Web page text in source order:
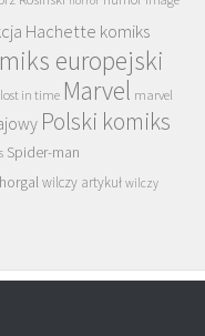
Hachette komiks
europejski
lost in time Marvel marvel
Polski komiks
Spider-man
wilczy artykuł wilczy